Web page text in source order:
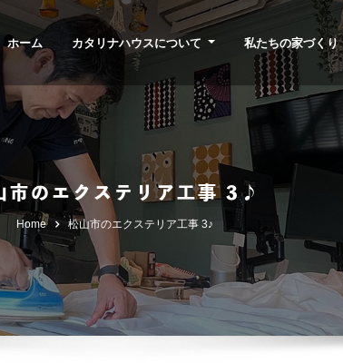
ホーム カタリナハウスについて 私たちの家づくり
市のエクステリア工事 3♪
Home 松山市のエクステリア工事 3♪